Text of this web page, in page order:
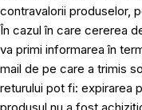
contravalorii produselor,
În cazul în care cererea
va primi informarea în
mail de pe care a trimis
returului pot fi: expirarea